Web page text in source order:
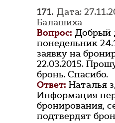
171. Дата:
Балашиха
Вопрос: Добрый
понедельник
заявку на
22.03.2015.
бронь. Спасибо.
Ответ: Наталья
Информация
бронирования,
подтвердят